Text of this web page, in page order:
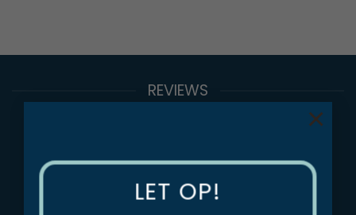
LET OP!
×
REVIEWS
Makelaar Lieke Bloemhof
Gebaseerd op 13 beoordelingen